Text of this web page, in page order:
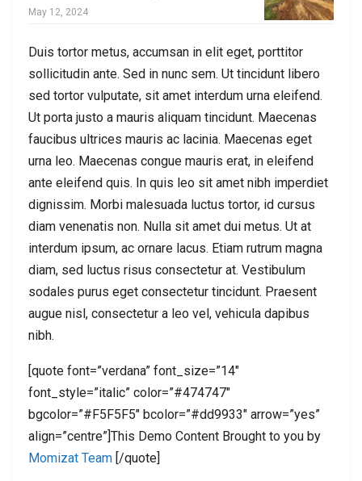
May 12, 2024
Duis tortor metus, accumsan in elit eget, porttitor
sollicitudin ante. Sed in nunc sem. Ut tincidunt libero
sed tortor vulputate, sit amet interdum urna eleifend.
Ut porta justo a mauris aliquam tincidunt. Maecenas
faucibus ultrices mauris ac lacinia. Maecenas eget
urna leo. Maecenas congue mauris erat, in eleifend
ante eleifend quis. In quis leo sit amet nibh imperdiet
dignissim. Morbi malesuada luctus tortor, id cursus
diam venenatis non. Nulla sit amet dui metus. Ut at
interdum ipsum, ac ornare lacus. Etiam rutrum magna
diam, sed luctus risus consectetur at. Vestibulum
sodales purus eget consectetur tincidunt. Praesent
augue nisl, consectetur a leo vel, vehicula dapibus
nibh.
[quote font=”verdana” font_size=”14″
font_style=”italic” color=”#474747″
bgcolor=”#F5F5F5″ bcolor=”#dd9933″ arrow=”yes”
align=”centre”]This Demo Content Brought to you by
Momizat Team [/quote]